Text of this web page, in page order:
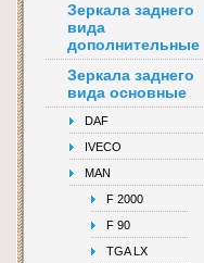
Зеркала заднего
вида
дополнительные
Зеркала заднего
вида основные
DAF
IVECO
MAN
F 2000
F 90
TGA LX